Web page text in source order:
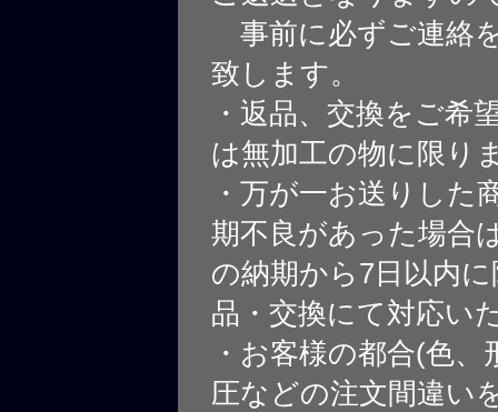
事前に必ずご連絡
致します。
・返品、交換をご希
は無加工の物に限り
・万が一お送りした
期不良があった場合
の納期から7日以内
品・交換にて対応い
・お客様の都合(色、
圧などの注文間違い